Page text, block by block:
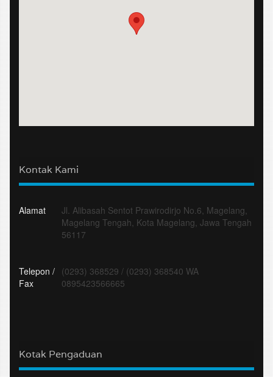
Kontak Kami
Alamat
Jl. Alibasah Sentot Prawirodirjo No.6, Magelang,
Magelang Tengah, Kota Magelang, Jawa Tengah
56117
Telepon /
Fax
(0293) 368529 / (0293) 368540 WA
0895423566665
Kotak Pengaduan